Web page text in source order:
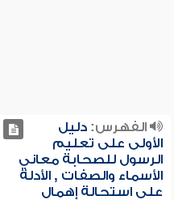
الفهرس:دليل
الأولى على تعليم
الرسول للصحابة معاني
الأسماء والصفات , الأدلة
على استحالة إهمال